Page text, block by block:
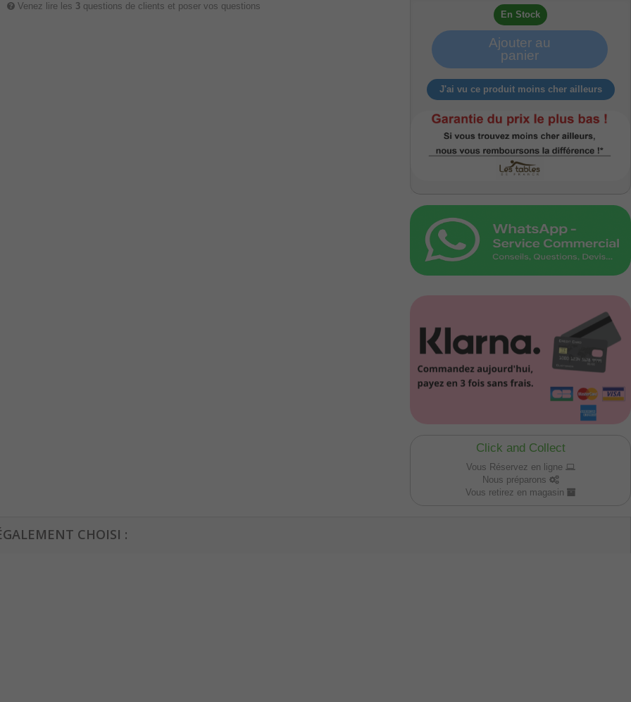
Venez lire les 3questions de clients et poser vos questions
En Stock
Ajouter au
panier
J'ai vu ce produit moins cher ailleurs
Click and Collect
Vous Réservez en ligne
Nous préparons
Vous retirez en magasin
CHOISI :